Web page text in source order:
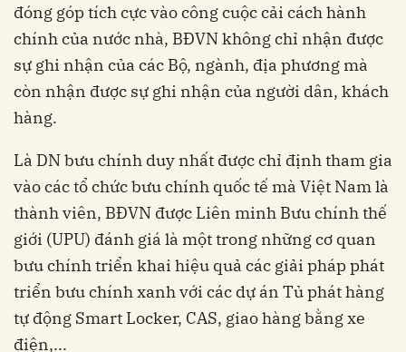
đóng góp tích cực vào công cuộc cải cách hành
chính của nước nhà, BĐVN không chỉ nhận được
sự ghi nhận của các Bộ, ngành, địa phương mà
còn nhận được sự ghi nhận của người dân, khách
hàng.
Là DN bưu chính duy nhất được chỉ định tham gia
vào các tổ chức bưu chính quốc tế mà Việt Nam là
thành viên, BĐVN được Liên minh Bưu chính thế
giới (UPU) đánh giá là một trong những cơ quan
bưu chính triển khai hiệu quả các giải pháp phát
triển bưu chính xanh với các dự án Tủ phát hàng
tự động Smart Locker, CAS, giao hàng bằng xe
điện,...